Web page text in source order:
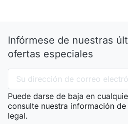
Infórmese de nuestras
ofertas especiales
Puede darse de baja en
consulte nuestra información
legal.